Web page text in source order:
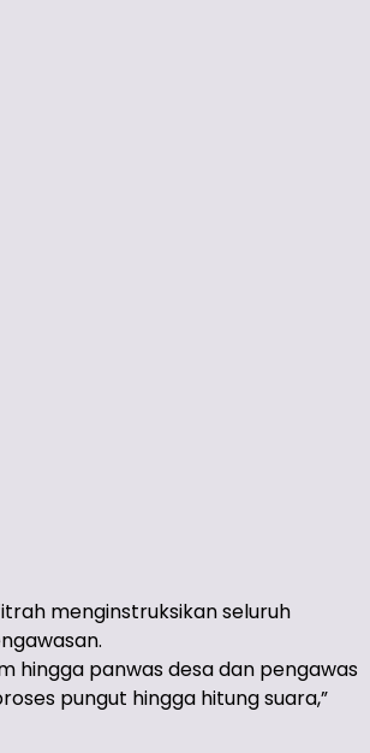
menginstruksikan seluruh
hingga panwas desa dan pengawas
pungut hingga hitung suara,”